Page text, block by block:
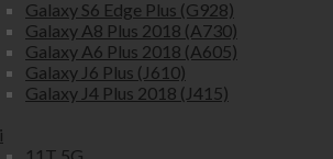
Galaxy S6 Edge Plus (G928)
Galaxy A8 Plus 2018 (A730)
Galaxy A6 Plus 2018 (A605)
Galaxy J6 Plus (J610)
Galaxy J4 Plus 2018 (J415)